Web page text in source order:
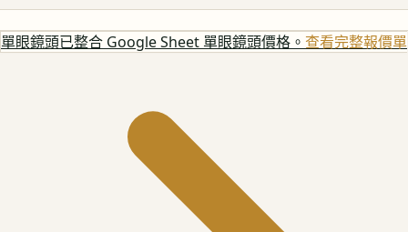
單眼鏡頭已整合 Google Sheet 單眼鏡頭價格。 查看完整報價單